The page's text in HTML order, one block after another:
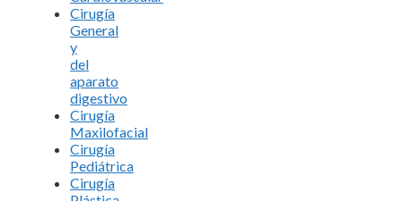
Cirugía
General
y
del
aparato
digestivo
Cirugía
Maxilofacial
Cirugía
Pediátrica
Cirugía